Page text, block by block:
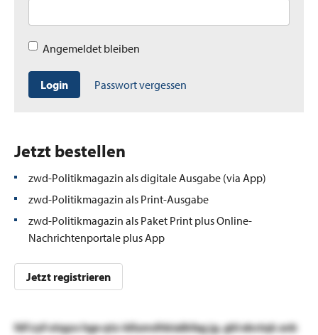
Angemeldet bleiben
Login Passwort vergessen
Jetzt bestellen
zwd-Politikmagazin als digitale Ausgabe (via App)
zwd-Politikmagazin als Print-Ausgabe
zwd-Politikmagazin als Paket Print plus Online-
Nachrichtenportale plus App
Jetzt registrieren
fdf zyf-xtqpo hge qtz-ldlumdhbialbfag jg. ghl ebctqk avb